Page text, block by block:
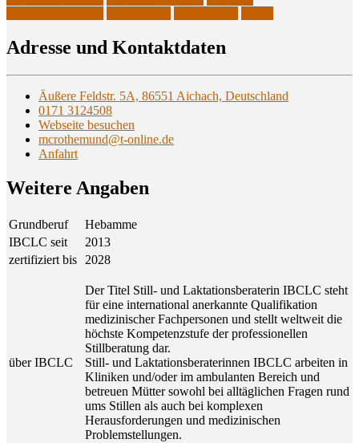
Adres­se und Kontaktdaten
Äußere Feldstr. 5A, 86551 Aichach, Deutschland
0171 3124508
Webseite besuchen
mcrothemund@t-online.de
Anfahrt
Wei­te­re Angaben
Grundberuf
Hebamme
IBCLC seit
2013
zertifiziert bis
2028
über IBCLC
Der Titel Still- und Laktationsberaterin IBCLC steht
für eine international anerkannte Qualifikation
medizinischer Fachpersonen und stellt weltweit die
höchste Kompetenzstufe der professionellen
Stillberatung dar.
Still- und Laktationsberaterinnen IBCLC arbeiten in
Kliniken und/oder im ambulanten Bereich und
betreuen Mütter sowohl bei alltäglichen Fragen rund
ums Stillen als auch bei komplexen
Herausforderungen und medizinischen
Problemstellungen.